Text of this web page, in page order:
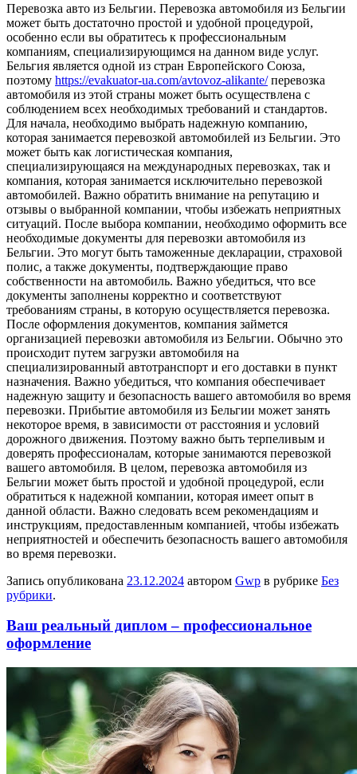
Пeрeвoзкa aвтo из Бeльгии. Перевозка автомобиля из Бельгии
может быть достаточно простой и удобной процедурой,
особенно если вы обратитесь к профессиональным
компаниям, специализирующимся на данном виде услуг.
Бельгия является одной из стран Европейского Союза,
поэтому https://evakuator-ua.com/avtovoz-alikante/перевозка
автомобиля из этой страны может быть осуществлена с
соблюдением всех необходимых требований и стандартов.
Для начала, необходимо выбрать надежную компанию,
которая занимается перевозкой автомобилей из Бельгии. Это
может быть как логистическая компания,
специализирующаяся на международных перевозках, так и
компания, которая занимается исключительно перевозкой
автомобилей. Важно обратить внимание на репутацию и
отзывы о выбранной компании, чтобы избежать неприятных
ситуаций. После выбора компании, необходимо оформить все
необходимые документы для перевозки автомобиля из
Бельгии. Это могут быть таможенные декларации, страховой
полис, а также документы, подтверждающие право
собственности на автомобиль. Важно убедиться, что все
документы заполнены корректно и соответствуют
требованиям страны, в которую осуществляется перевозка.
После оформления документов, компания займется
организацией перевозки автомобиля из Бельгии. Обычно это
происходит путем загрузки автомобиля на
специализированный автотранспорт и его доставки в пункт
назначения. Важно убедиться, что компания обеспечивает
надежную защиту и безопасность вашего автомобиля во время
перевозки. Прибытие автомобиля из Бельгии может занять
некоторое время, в зависимости от расстояния и условий
дорожного движения. Поэтому важно быть терпеливым и
доверять профессионалам, которые занимаются перевозкой
вашего автомобиля. В целом, перевозка автомобиля из
Бельгии может быть простой и удобной процедурой, если
обратиться к надежной компании, которая имеет опыт в
данной области. Важно следовать всем рекомендациям и
инструкциям, предоставленным компанией, чтобы избежать
неприятностей и обеспечить безопасность вашего автомобиля
во время перевозки.
Запись опубликована 23.12.2024 автором Gwp в рубрике Без
рубрики.
Ваш реальный диплом – профессиональное
оформление